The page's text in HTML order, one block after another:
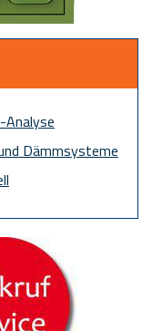
Dämmsysteme